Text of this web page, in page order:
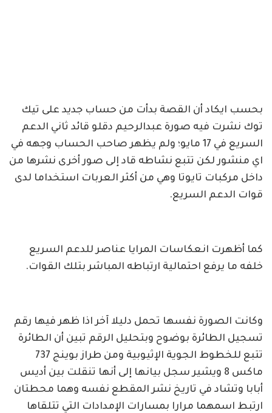
بحسب ايكاد أن القصة بدأت من حساب جديد على تيك
توك نشرت فيه صورة عبدالرحيم دقلو قائد ثاني الدعم
السريع في 17 مايو؛ ولم يظهر صاحب الحساب وجهه في
اي منشور لكن تتبع نشاطه قاد إلى صور أخرى نشرها من
داخل مركبات تايوتا وهي من أكثر العربات استخداما لدى
قوات الدعم السريع.
كما أظهرت انعكاسات المرايا عناصر للدعم السريع
خلفه ما يرفع احتمالية ارتباطه المباشر بتلك القوات.
وكانت الصورة نفسها تحمل دليلا آخر اذا ظهر فيها رقم
تسجيل الطائرة بوضوح وبتحليل الرقم تبين أن الطائرة
تتبع للخطوط الجوية الإثيوبية ومن طراز بوينج 737
ماكس 8 ويشير سجل بيانها إلى أنها تنقلت بين أديس
أبابا وتشاد في تاريخ نشر المقطع نفسه وهما محطتان
ارتبط اسمهما مرارا بمسارات الإمدادات التي تتلقاها